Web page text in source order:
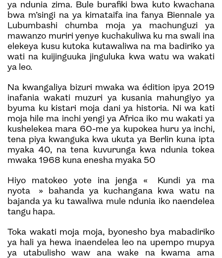
ya ndunia zima. Bule burafiki bwa kuto kwachana
bwa m’singi na ya kimataifa ina fanya Biennale ya
Lubumbashi chumba moja ya machunguzi ya
mawanzo muriri yenye kuchakuliwa ku ma swali ina
elekeya kusu kutoka kutawaliwa na ma badiriko ya
wati na kuijinguuka jinguluka kwa watu wa wakati
ya leo.
Na kwangaliya bizuri mwaka wa édition ipya 2019
inafania wakati muzuri ya kusania mahungiyo ya
byuma ku kistari moja dani ya historia. Ni wa kati
moja hile ma inchi yengi ya Africa iko mu wakati ya
kushelekea mara 60-me ya kupokea huru ya inchi,
tena piya kwanguka kwa ukuta ya Berlin kuna ipta
myaka 40, na tena kuvurunga kwa ndunia tokea
mwaka 1968 kuna enesha myaka 50
Hiyo matokeo yote ina jenga « Kundi ya ma
nyota » bahanda ya kuchangana kwa watu na
bajanda ya ku tawaliwa mule ndunia iko naendelea
tangu hapa.
Toka wakati moja moja, byonesho bya mabadiriko
ya hali ya hewa inaendelea leo na upempo mupya
ya utabulisho waw ana wake na kwama ama